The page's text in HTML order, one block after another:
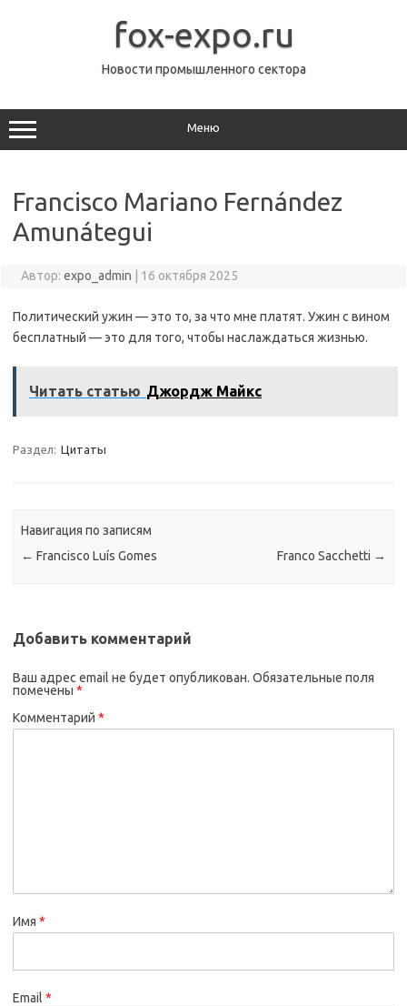
fox-expo.ru
Новости промышленного сектора
Меню
Francisco Mariano Fernández
Amunátegui
Автор: expo_admin 16 октября 2025
Политический ужин — это то, за что мне платят. Ужин с вином
бесплатный — это для того, чтобы наслаждаться жизнью.
Читать статью Джордж Майкс
Раздел: Цитаты
Навигация по записям
← Francisco Luís Gomes Franco Sacchetti →
Добавить комментарий
Ваш адрес email не будет опубликован. Обязательные поля
помечены *
Комментарий *
Имя *
Email *